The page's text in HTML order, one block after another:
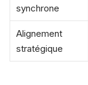
synchrone
Alignement
stratégique